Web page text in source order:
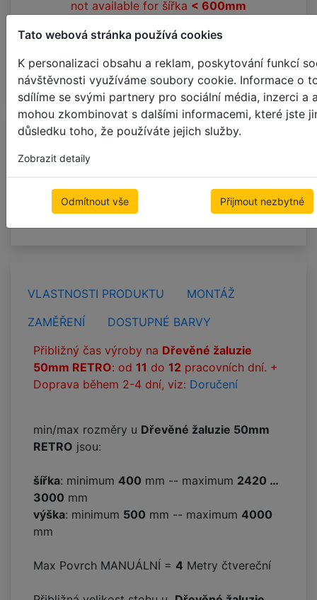
Tato webová stránka používá cookies
K personalizaci obsahu a reklam, poskytování funkcí
návštěvnosti využíváme soubory cookie. Informace o
sdílíme se svými partnery pro sociální média, inzerci a
mohou zkombinovat s dalšími informacemi, které jste
důsledku toho, že používáte jejich služby.
Zobrazit detaily
Odmítnout vše Přijmout nezbytné
not available for šířka < 600mm
Další krok
Přibližná váha: 1.57 kg
Přibližná velikost stohu:
mm (20.5%)
Přibližná doba výroby:
pracovních dní +
Doručení
VLASTNOSTI PRODUKTU
MONTÁŽ
ZAMĚŘENÍ
DOSTUPNÉ BARVY
Přibližný čas výroby na Dřevěné žaluzie
50mm RETRO: od 11 do 12 pracovních dní. +
Doprava během 2-4 dní, viz: Doručení
min/max rozměry u Dřevěné žaluzie 50mm
RETRO jsou:
šířka: minimum 400 mm -- maximum 2420 …
3000 mm
výška: minimum 500 mm -- maximum 4000
mm
Max Povrch MANUÁLNÍ = 4 Metry čtvereční